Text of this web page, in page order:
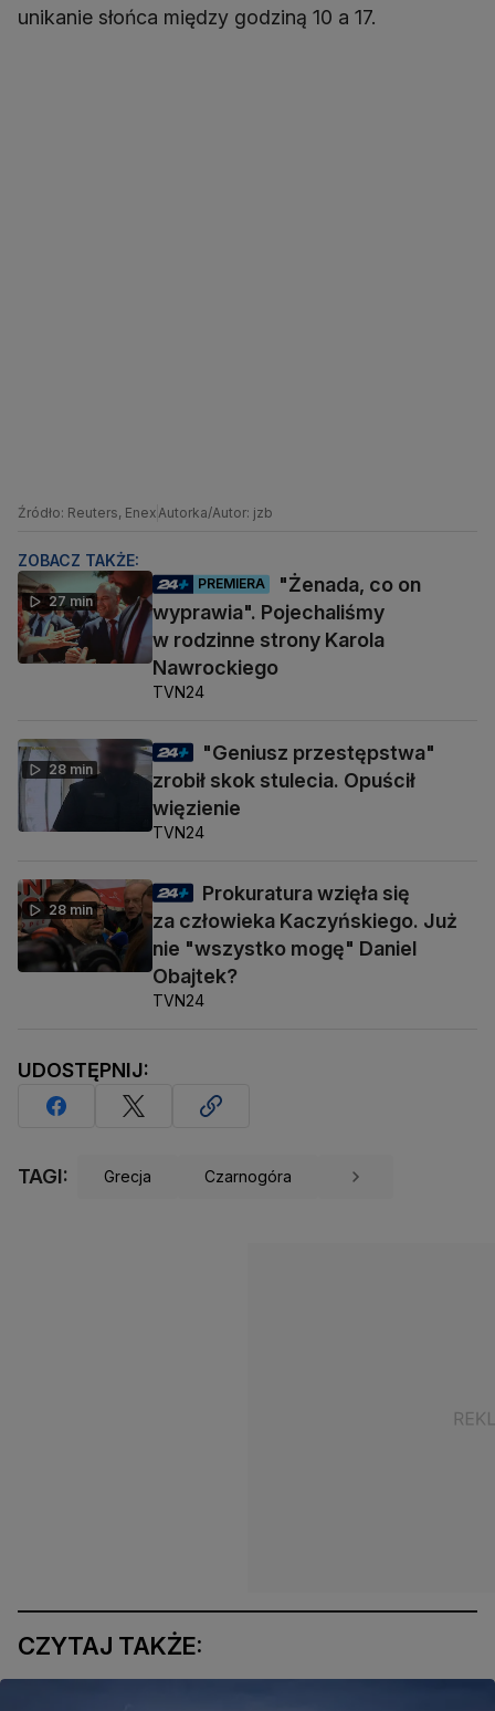
unikanie słońca między godziną 10 a 17.
Źródło: Reuters, Enex Autorka/Autor: jzb
ZOBACZ TAKŻE:
27 min
PREMIERA
"Żenada, co on
wyprawia". Pojechaliśmy
w rodzinne strony Karola
Nawrockiego
TVN24
28 min
"Geniusz przestępstwa"
zrobił skok stulecia. Opuścił
więzienie
TVN24
28 min
Prokuratura wzięła się
za człowieka Kaczyńskiego. Już
nie "wszystko mogę" Daniel
Obajtek?
TVN24
UDOSTĘPNIJ:
TAGI: Grecja Czarnogóra
CZYTAJ TAKŻE: